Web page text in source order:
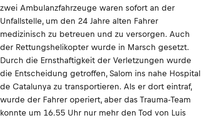
zwei Ambulanzfahrzeuge waren sofort an der
Unfallstelle, um den 24 Jahre alten Fahrer
medizinisch zu betreuen und zu versorgen. Auch
der Rettungshelikopter wurde in Marsch gesetzt.
Durch die Ernsthaftigkeit der Verletzungen wurde
die Entscheidung getroffen, Salom ins nahe Hospital
de Catalunya zu transportieren. Als er dort eintraf,
wurde der Fahrer operiert, aber das Trauma-Team
konnte um 16.55 Uhr nur mehr den Tod von Luis